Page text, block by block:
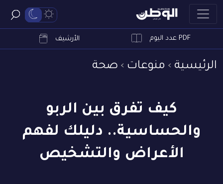
PDF عدد اليوم الأرشيف
الرئيسية منوعات صحة
كيف تفرق بين الربو
والحساسية.. دليلك لفهم
الأعراض والتشخيص